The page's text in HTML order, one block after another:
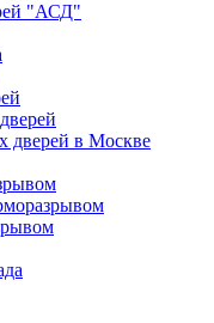
"АСД"
дверей в Москве